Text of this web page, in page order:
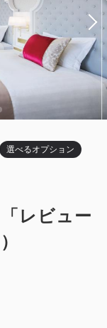
選べるオプション
レビュー